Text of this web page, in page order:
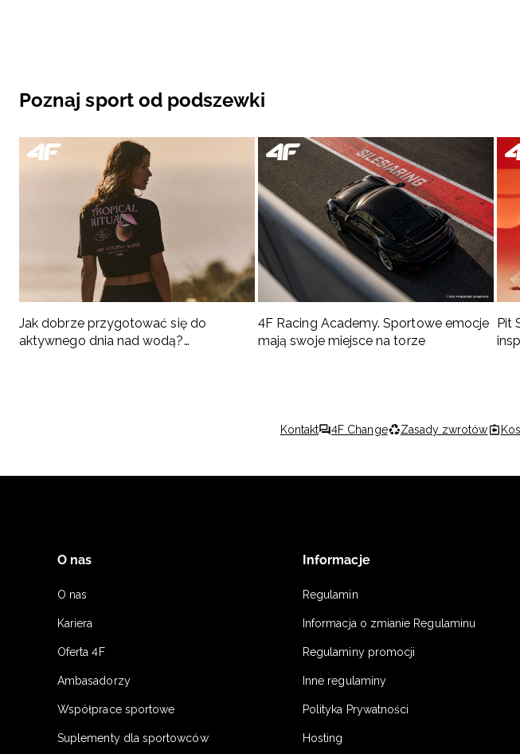
Poznaj sport od podszewki
Jak dobrze przygotować się do
aktywnego dnia nad wodą?
4F Racing Academy. Sportowe emocje
mają swoje miejsce na torze
Pit
Kontakt 4F Change Zasady zwrotów
O nas
O nas
Kariera
Oferta 4F
Ambasadorzy
Współprace sportowe
Suplementy dla sportowców
Informacje
Regulamin
Informacja o zmianie Regulaminu
Regulaminy promocji
Inne regulaminy
Polityka Prywatności
Hosting